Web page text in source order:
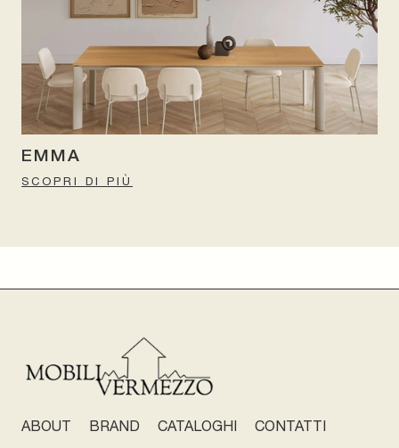
EMMA
SCOPRI DI PIÙ
ABOUT BRAND CATALOGHI CONTATTI